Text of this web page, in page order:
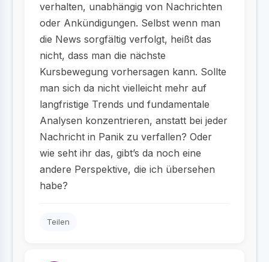
verhalten, unabhängig von Nachrichten
oder Ankündigungen. Selbst wenn man
die News sorgfältig verfolgt, heißt das
nicht, dass man die nächste
Kursbewegung vorhersagen kann. Sollte
man sich da nicht vielleicht mehr auf
langfristige Trends und fundamentale
Analysen konzentrieren, anstatt bei jeder
Nachricht in Panik zu verfallen? Oder
wie seht ihr das, gibt’s da noch eine
andere Perspektive, die ich übersehen
habe?
Teilen